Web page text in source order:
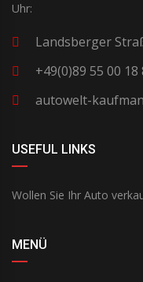
Uhr:
Landsberger
+49(0)89 55 00 18
autowelt-
USEFUL LINKS
Wollen Sie Ihr Auto
MENÜ